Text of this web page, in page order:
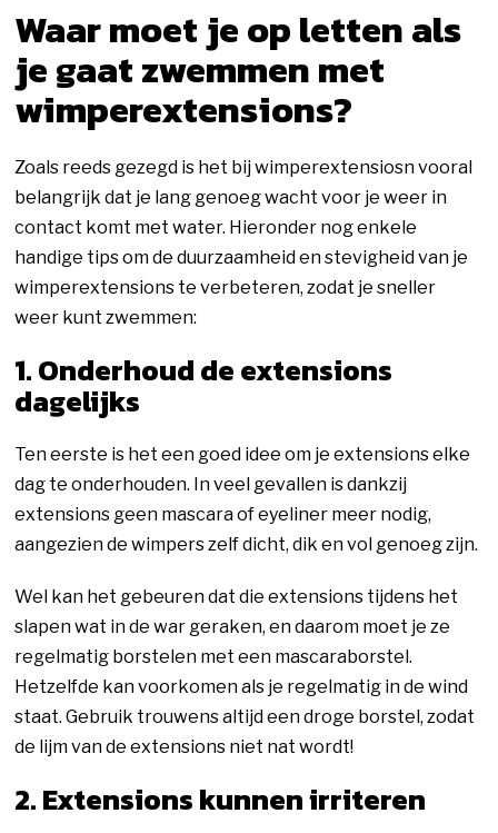
Waar moet je op letten als
je gaat zwemmen met
wimperextensions?
Zoals reeds gezegd is het bij wimperextensiosn vooral
belangrijk dat je lang genoeg wacht voor je weer in
contact komt met water. Hieronder nog enkele
handige tips om de duurzaamheid en stevigheid van je
wimperextensions te verbeteren, zodat je sneller
weer kunt zwemmen:
1. Onderhoud de extensions
dagelijks
Ten eerste is het een goed idee om je extensions elke
dag te onderhouden. In veel gevallen is dankzij
extensions geen mascara of eyeliner meer nodig,
aangezien de wimpers zelf dicht, dik en vol genoeg zijn.
Wel kan het gebeuren dat die extensions tijdens het
slapen wat in de war geraken, en daarom moet je ze
regelmatig borstelen met een mascaraborstel.
Hetzelfde kan voorkomen als je regelmatig in de wind
staat. Gebruik trouwens altijd een droge borstel, zodat
de lijm van de extensions niet nat wordt!
2. Extensions kunnen irriteren